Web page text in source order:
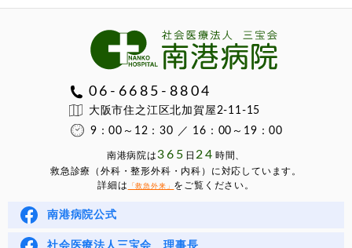
06-6685-8804
大阪市住之江区北加賀屋2-11-15
9：00～12：30 ／ 16：00～19：00
南港病院は365 ⽇ 24 時間、
救急診療（外科・整形外科・内科）に対応しています。
詳細は
「救急外来」 をご覧ください。
南港病院公式
社会医療法人三宝会 理事長